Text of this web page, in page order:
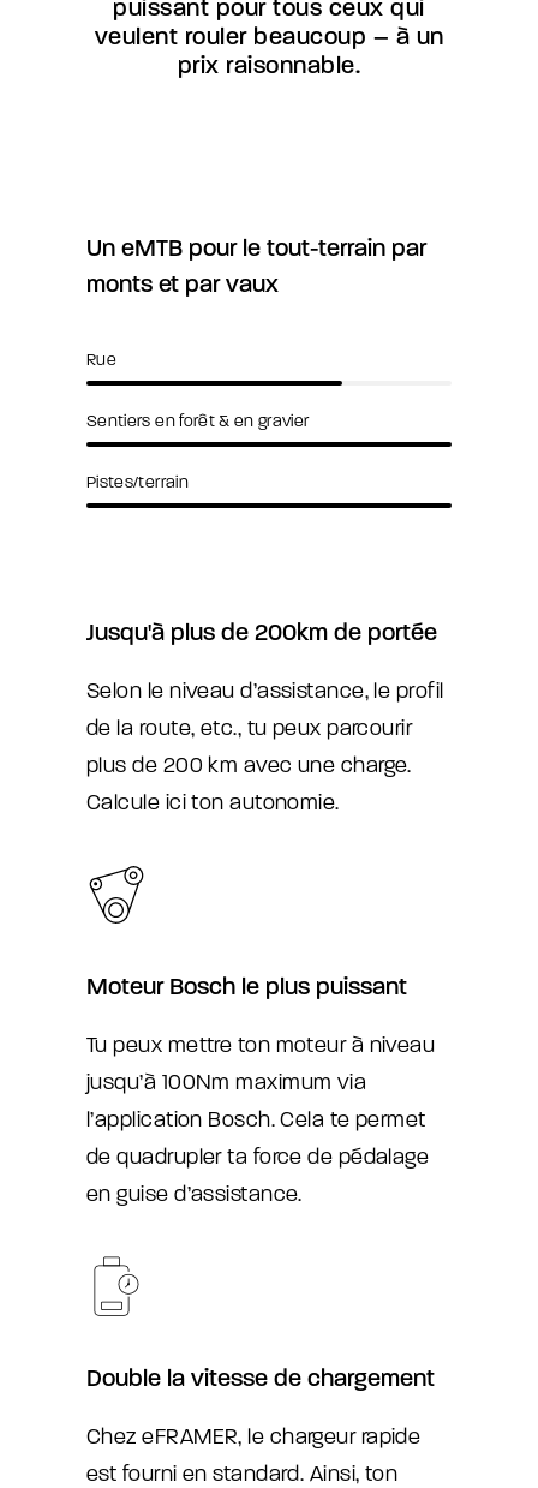
puissant pour tous ceux qui
veulent rouler beaucoup – à un
prix raisonnable.
Un eMTB pour le tout-terrain par
monts et par vaux
Rue
Sentiers en forêt & en gravier
Pistes/terrain
Jusqu'à plus de 200km de portée
Selon le niveau d’assistance, le profil
de la route, etc., tu peux parcourir
plus de 200 km avec une charge.
Calcule ici ton autonomie.
Moteur Bosch le plus puissant
Tu peux mettre ton moteur à niveau
jusqu’à 100Nm maximum via
l’application Bosch. Cela te permet
de quadrupler ta force de pédalage
en guise d’assistance.
Double la vitesse de chargement
Chez eFRAMER, le chargeur rapide
est fourni en standard. Ainsi, ton